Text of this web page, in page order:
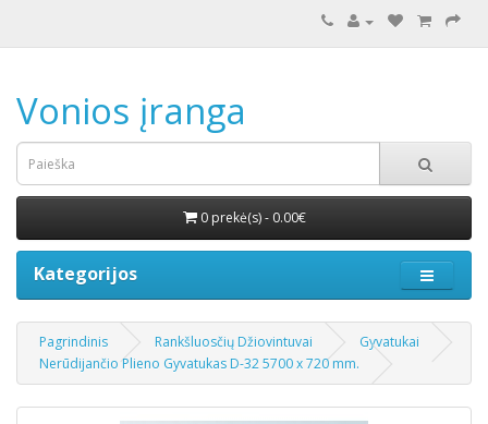
Vonios įranga
0 prekė(s) - 0.00€
Kategorijos
Pagrindinis Rankšluosčių Džiovintuvai
Gyvatukai
Nerūdijančio Plieno Gyvatukas D-32 5700 x 720 mm.